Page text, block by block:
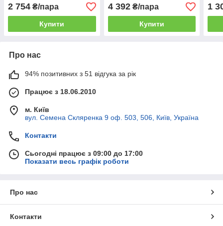
2 754 ₴/пара
Купити
4 392₴/пара
Купити
1
Про нас
94% позитивних з 51 відгука за рік
Працює з 18.06.2010
м. Київ
вул. Семена Скляренка 9 оф. 503, 506, Київ, Україна
Контакти
Сьогодні працює з 09:00 до 17:00
Показати весь графік роботи
Про нас
Контакти